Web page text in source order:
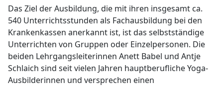
Das Ziel der Ausbildung, die mit ihren insgesamt ca.
540 Unterrichtsstunden als Fachausbildung bei den
Krankenkassen anerkannt ist, ist das selbstständige
Unterrichten von Gruppen oder Einzelpersonen. Die
beiden Lehrgangsleiterinnen Anett Babel und Antje
Schlaich sind seit vielen Jahren hauptberufliche Yoga-
Ausbilderinnen und versprechen einen